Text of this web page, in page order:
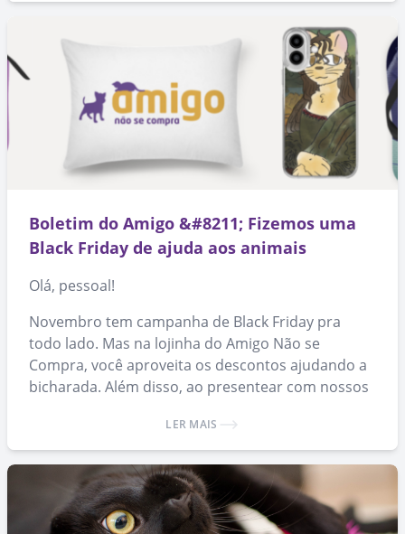
Boletim do Amigo &#8211; Fizemos uma
Black Friday de ajuda aos animais
Olá, pessoal!
Novembro tem campanha de Black Friday pra
todo lado. Mas na lojinha do Amigo Não se
Compra, você aproveita os descontos ajudando a
bicharada. Além disso, ao presentear com nossos
adoção de animais. 🙂LER MAIS